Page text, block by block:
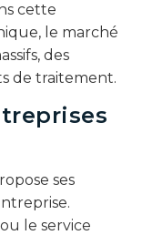
cette
le marché
des
de traitement.
ses
le service